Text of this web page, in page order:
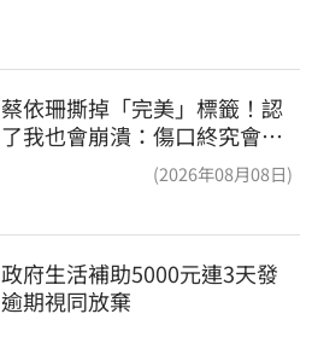
蔡依珊撕掉「完美」標籤！認
了我也會崩潰：傷口終究會癒
(2026年08月08日)
政府生活補助5000元連3天發
逾期視同放棄